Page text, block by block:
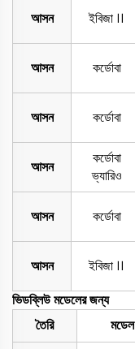
আসন ইবিজা II
আসন কর্ডোবা
আসন কর্ডোবা
আসন
কর্ডোবা
ভ্যারিও
আসন কর্ডোবা
আসন ইবিজা II
ভিডব্লিউ মডেলের জন্য
তৈরি
মডেল